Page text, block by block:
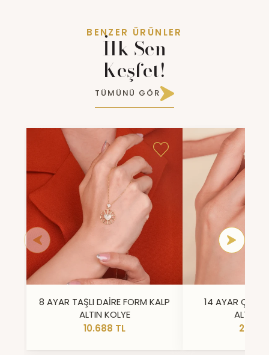
BENZER ÜRÜNLER
İlk Sen
Keşfet!
TÜMÜNÜ GÖR
8 AYAR TAŞLI DAİRE FORM KALP
ALTIN KOLYE
10.688 TL
14 AYAR ÇİFT
ALTIN